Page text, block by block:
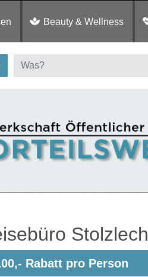
Beauty & Wellness
Rabatt pro Person